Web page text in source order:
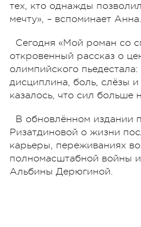
тех, кто однажды
мечту», – вспоминает Анна.
Сегодня «Мой роман со
откровенный рассказ о
олимпийского
дисциплина, боль, слёзы
казалось, что сил больше
В обновлённом издании
Ризатдиновой о жизни
карьеры, переживаниях
полномасштабной войны
Альбины Дерюгиной.